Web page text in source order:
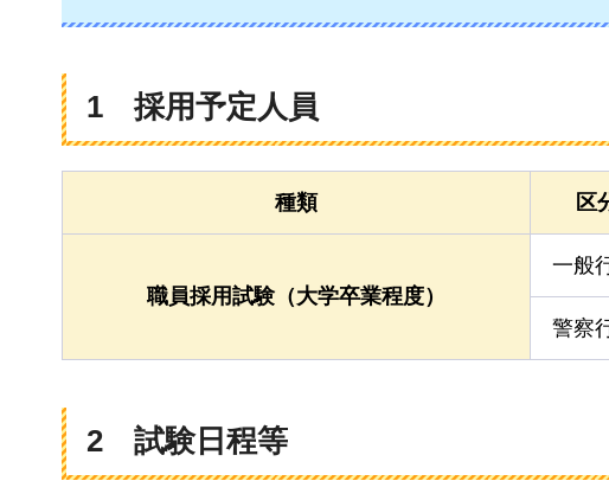
1 採用予定人員
種類 区
職員採用試験（大学卒業程度）
一般
警察
2 試験日程等